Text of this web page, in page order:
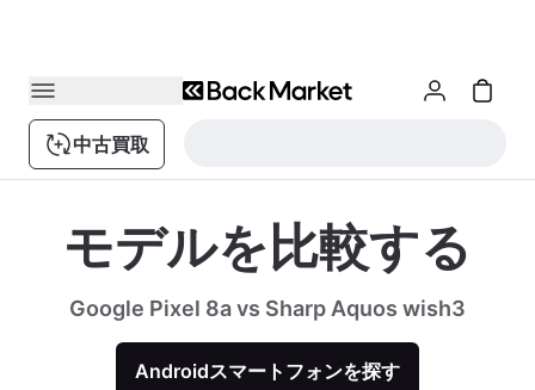
中古買取
モデルを比較する
Google Pixel 8a vs Sharp Aquos wish3
Androidスマートフォンを探す